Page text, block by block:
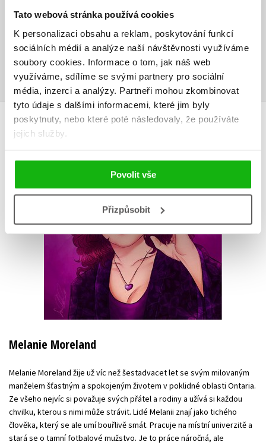
Tato webová stránka používá cookies
K personalizaci obsahu a reklam, poskytování funkcí
sociálních médií a analýze naší návštěvnosti využíváme
soubory cookies. Informace o tom, jak náš web
využíváme, sdílíme se svými partnery pro sociální
média, inzerci a analýzy. Partneři mohou zkombinovat
tyto údaje s dalšími informacemi, které jim byly
poskytnuty, nebo které poté následovaly, že používáte
jejich služby.
Povolit vše
Přizpůsobit
Vaše hodnocení
Uživatelskou recenzi mohou vkládat pouze registrovaní uživatelé
Přihlásit
AUTOR KNIHY
Melanie Moreland
Melanie Moreland žije už víc než šestadvacet let se svým milovaným
manželem šťastným a spokojeným životem v poklidné oblasti Ontaria.
Ze všeho nejvíc si považuje svých přátel a rodiny a užívá si každou
chvilku, kterou s nimi může strávit. Lidé Melanii znají jako tichého
člověka, který se ale umí bouřlivě smát. Pracuje na místní univerzitě a
stará se o tamní fotbalové mužstvo. Je to práce náročná, ale